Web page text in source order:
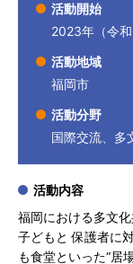
活動開始
2023年（令和
活動地域
福岡市
活動分野
国際交流、多
活動内容
福岡における多文
子どもと 保護者に
も食堂といった“居